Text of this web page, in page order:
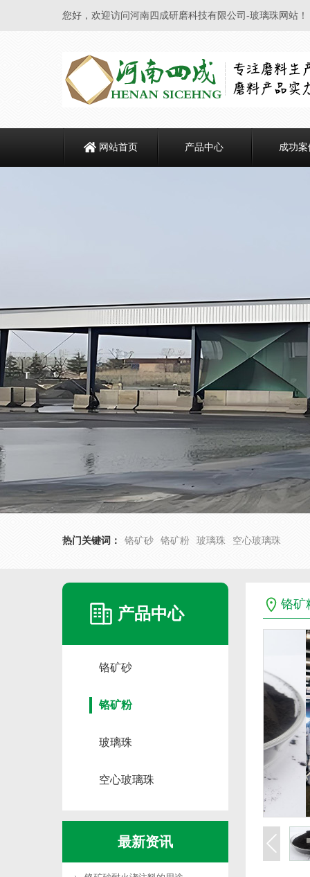
您好，欢迎访问河南四成研磨科技有限公司-玻璃珠网站！
网站首页 产品中心 成功案
热门关键词： 铬矿砂 铬矿粉 玻璃珠 空心玻璃珠
产品中心
铬矿砂
铬矿粉
玻璃珠
空心玻璃珠
最新资讯
铬矿